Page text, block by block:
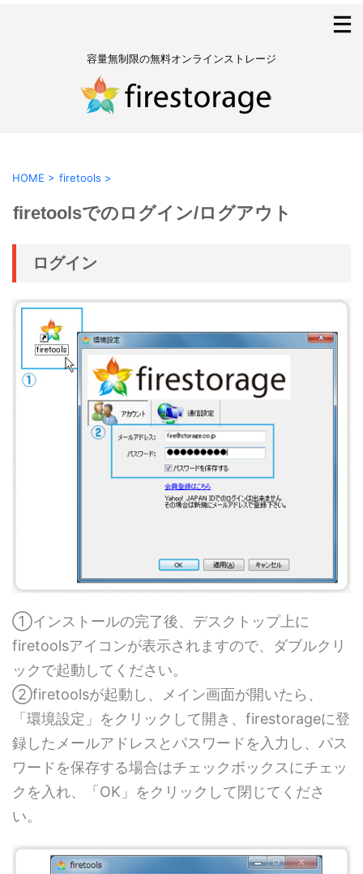
容量無制限の無料オンラインストレージ
HOME > firetools >
firetoolsでのログイン/ログアウト
ログイン
①インストールの完了後、デスクトップ上に
firetoolsアイコンが表示されますので、ダブルクリ
ックで起動してください。
②firetoolsが起動し、メイン画面が開いたら、
「環境設定」をクリックして開き、firestorageに登
録したメールアドレスとパスワードを入力し、パス
ワードを保存する場合はチェックボックスにチェッ
クを入れ、「OK」をクリックして閉じてくださ
い。